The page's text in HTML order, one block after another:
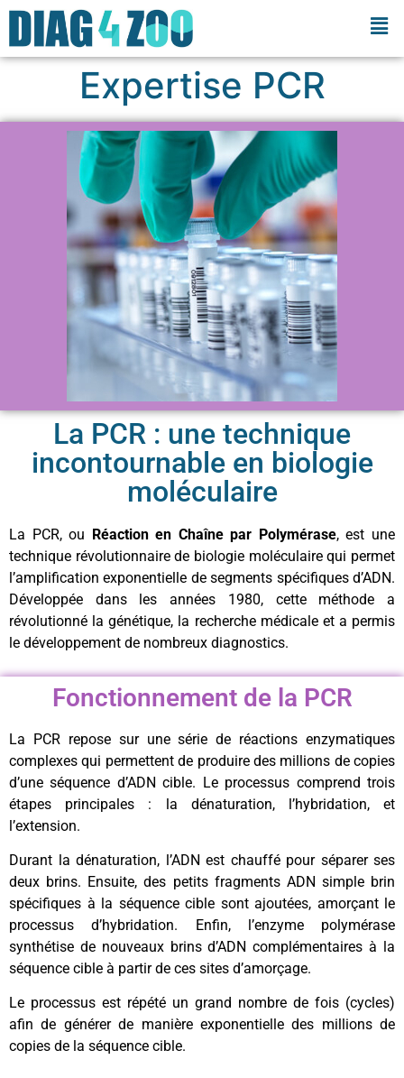
Expertise PCR
La PCR : une technique
incontournable en biologie
moléculaire
La PCR, ou Réaction en Chaîne par Polymérase, est une
technique révolutionnaire de biologie moléculaire qui permet
l’amplification exponentielle de segments spécifiques d’ADN.
Développée dans les années 1980, cette méthode a
révolutionné la génétique, la recherche médicale et a permis
le développement de nombreux diagnostics.
Fonctionnement de la PCR
La PCR repose sur une série de réactions enzymatiques
complexes qui permettent de produire des millions de copies
d’une séquence d’ADN cible. Le processus comprend trois
étapes principales : la dénaturation, l’hybridation, et
l’extension.
Durant la dénaturation, l’ADN est chauffé pour séparer ses
deux brins. Ensuite, des petits fragments ADN simple brin
spécifiques à la séquence cible sont ajoutées, amorçant le
processus d’hybridation. Enfin, l’enzyme polymérase
synthétise de nouveaux brins d’ADN complémentaires à la
séquence cible à partir de ces sites d’amorçage.
Le processus est répété un grand nombre de fois (cycles)
afin de générer de manière exponentielle des millions de
copies de la séquence cible.